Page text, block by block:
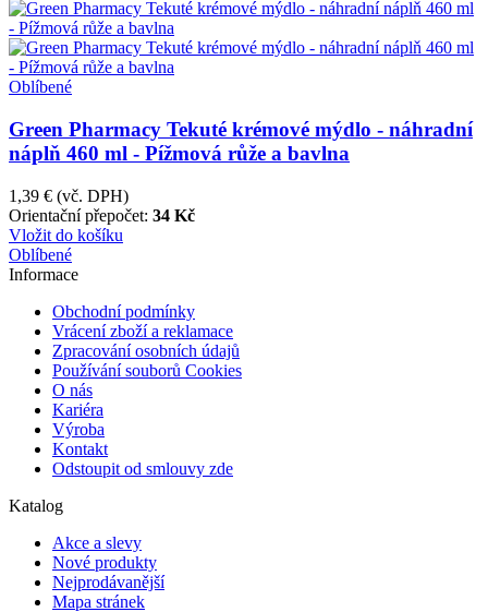
Oblíbené
Green Pharmacy Tekuté krémové mýdlo - náhradní
náplň 460 ml - Pížmová růže a bavlna
1,39 € (vč. DPH)
Orientační přepočet: 34 Kč
Vložit do košíku
Oblíbené
Informace
Obchodní podmínky
Vrácení zboží a reklamace
Zpracování osobních údajů
Používání souborů Cookies
O nás
Kariéra
Výroba
Kontakt
Odstoupit od smlouvy zde
Katalog
Akce a slevy
Nové produkty
Nejprodávanější
Mapa stránek